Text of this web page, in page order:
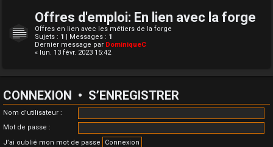
Offres d'emploi: En lien avec la forge
Offres en lien avec les métiers de la forge
Sujets : 1 | Messages : 1
Dernier message par DominiqueC
« lun. 13 févr. 2023 15:42
CONNEXION • S’ENREGISTRER
Nom d’utilisateur :
Mot de passe :
J’ai oublié mon mot de passe